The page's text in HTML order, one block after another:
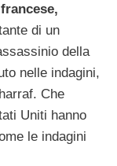
di un
della
nelle indagini,
Che
Uniti hanno
le indagini